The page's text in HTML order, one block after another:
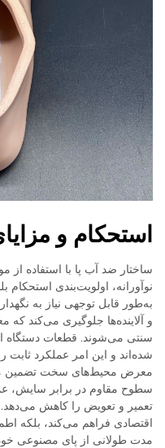
استحکام و
ساختار ضد آب پا با استفاده از
نوآورانه، اولویت‌بندی
به‌طور قابل توجهی نیاز به
و آلاینده‌ها جلوگیری می‌کند
سنتی می‌شوند. قطعات دستگاه
شده‌اند و این امر عملکرد
معرض محیط‌های سخت تضمین
سطوح مقاوم در برابر سایش،
تعمیر و تعویض را کاهش می‌دهد.
اقتصادی فراهم می‌کند، بلکه
مدت طولانی از پای مصنوعی